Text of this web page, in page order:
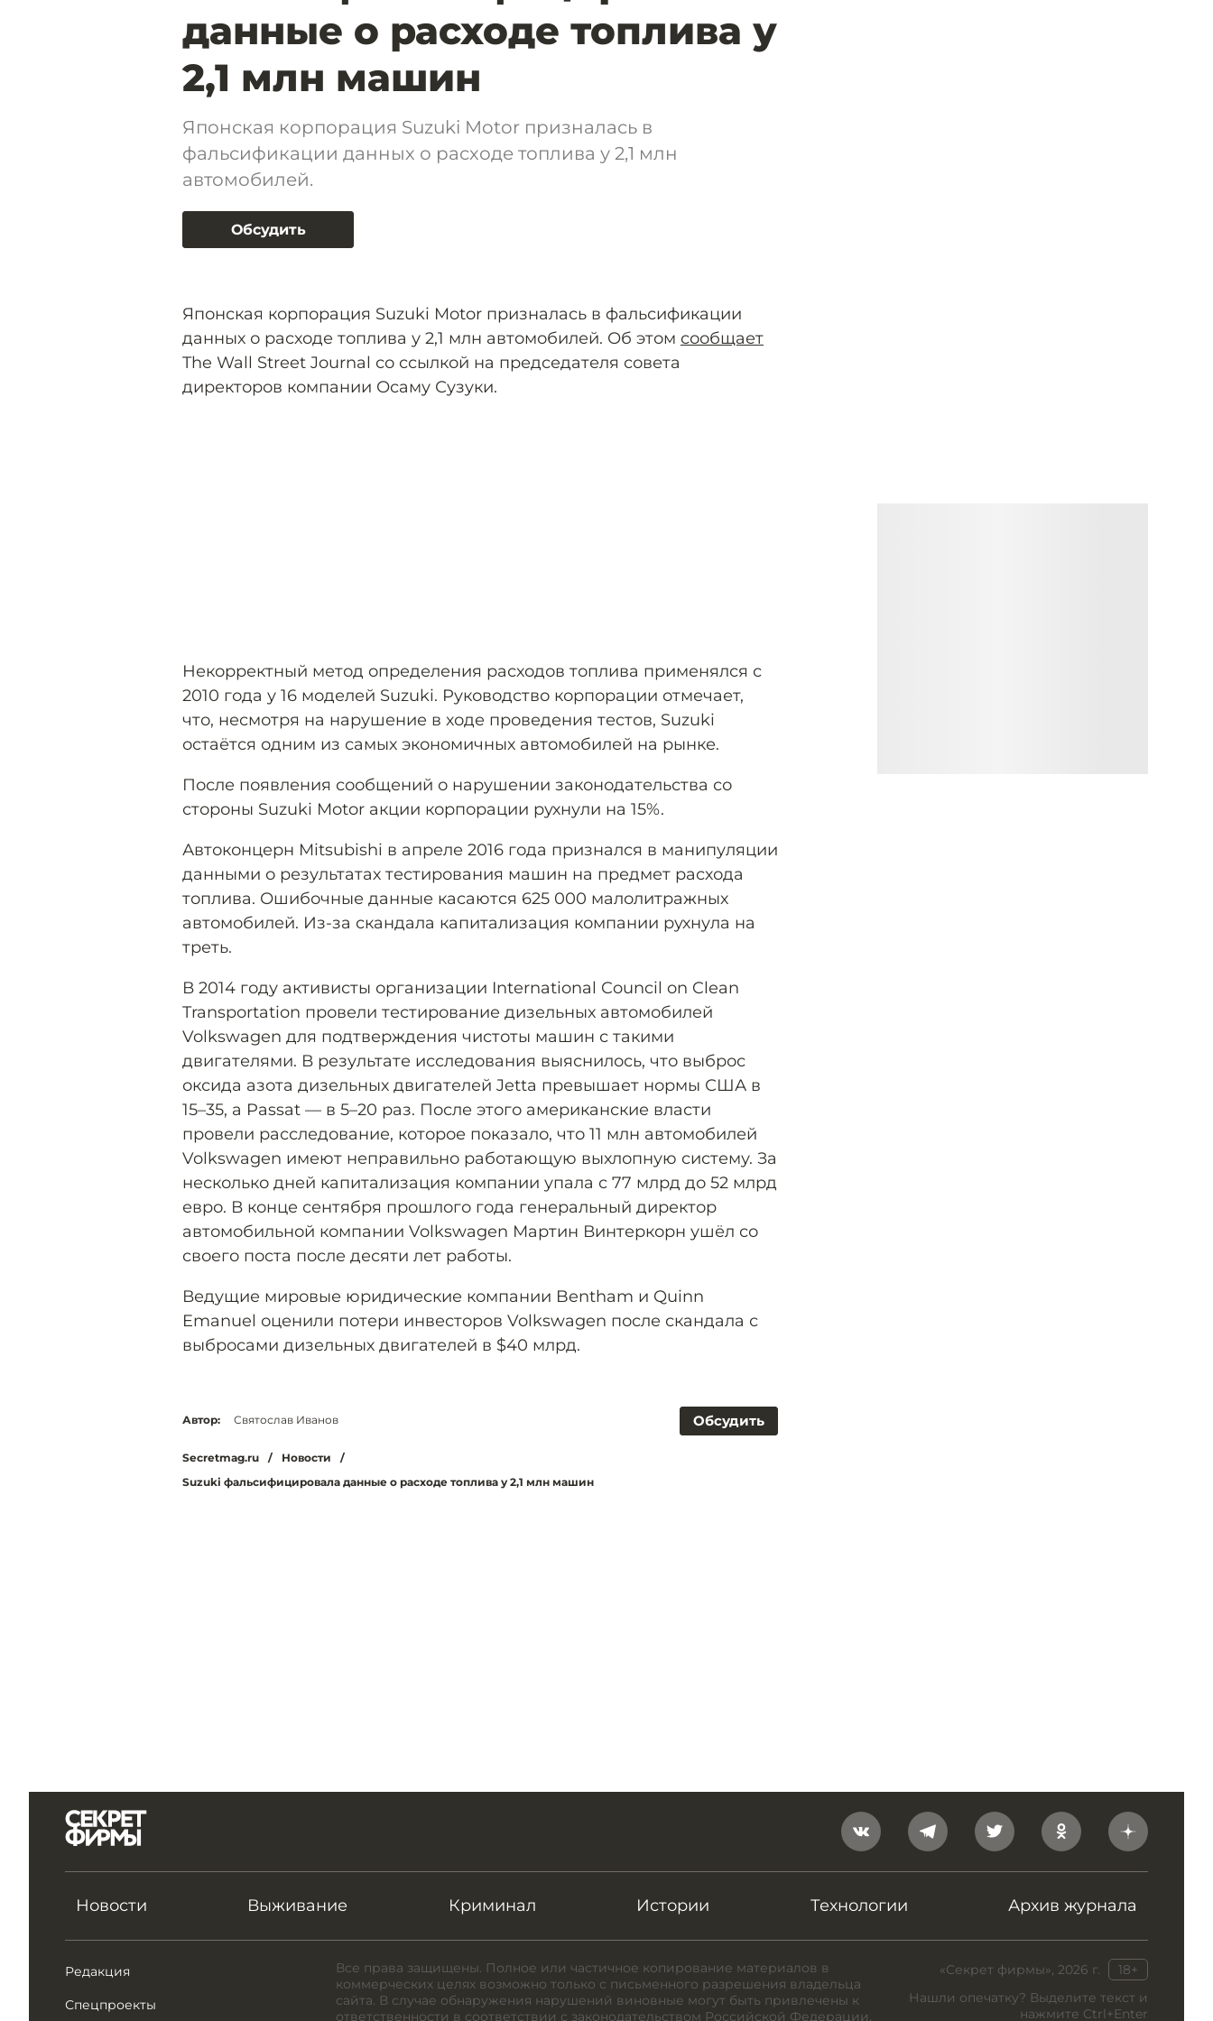
данные о расходе топлива у
2,1 млн машин
Японская корпорация Suzuki Motor призналась в
фальсификации данных о расходе топлива у 2,1 млн
автомобилей.
Обсудить
Японская корпорация Suzuki Motor призналась в фальсификации
данных о расходе топлива у 2,1 млн автомобилей. Об этом сообщает
The Wall Street Journal со ссылкой на председателя совета
директоров компании Осаму Сузуки.
Некорректный метод определения расходов топлива применялся с
2010 года у 16 моделей Suzuki. Руководство корпорации отмечает,
что, несмотря на нарушение в ходе проведения тестов, Suzuki
остаётся одним из самых экономичных автомобилей на рынке.
После появления сообщений о нарушении законодательства со
стороны Suzuki Motor акции корпорации рухнули на 15%.
Автоконцерн Mitsubishi в апреле 2016 года признался в манипуляции
данными о результатах тестирования машин на предмет расхода
топлива. Ошибочные данные касаются 625 000 малолитражных
автомобилей. Из-за скандала капитализация компании рухнула на
треть.
В 2014 году активисты организации International Council on Clean
Transportation провели тестирование дизельных автомобилей
Volkswagen для подтверждения чистоты машин с такими
двигателями. В результате исследования выяснилось, что выброс
оксида азота дизельных двигателей Jetta превышает нормы США в
15–35, а Passat — в 5–20 раз. После этого американские власти
провели расследование, которое показало, что 11 млн автомобилей
Volkswagen имеют неправильно работающую выхлопную систему. За
несколько дней капитализация компании упала с 77 млрд до 52 млрд
евро. В конце сентября прошлого года генеральный директор
автомобильной компании Volkswagen Мартин Винтеркорн ушёл со
своего поста после десяти лет работы.
Ведущие мировые юридические компании Bentham и Quinn
Emanuel оценили потери инвесторов Volkswagen после скандала с
выбросами дизельных двигателей в $40 млрд.
Обсудить
Автор: Святослав Иванов
Secretmag.ru / Новости
/
Suzuki фальсифицировала данные о расходе топлива у 2,1 млн машин
Новости Выживание Криминал Истории Технологии Архив журнала
Редакция
Спецпроекты
«Секрет фирмы», 2026 г.
18+
Нашли опечатку? Выделите текст и
нажмите Ctrl+Enter
Все права защищены. Полное или частичное копирование материалов в
коммерческих целях возможно только с письменного разрешения владельца
сайта. В случае обнаружения нарушений виновные могут быть привлечены к
ответственности в соответствии с законодательством Российской Федерации.